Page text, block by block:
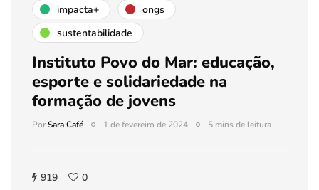
impacta+
ongs
sustentabilidade
Instituto Povo do Mar: educação,
esporte e solidariedade na
formação de jovens
PorSara Café 1 de fevereiro de 2024 5 mins de leitura
919 0